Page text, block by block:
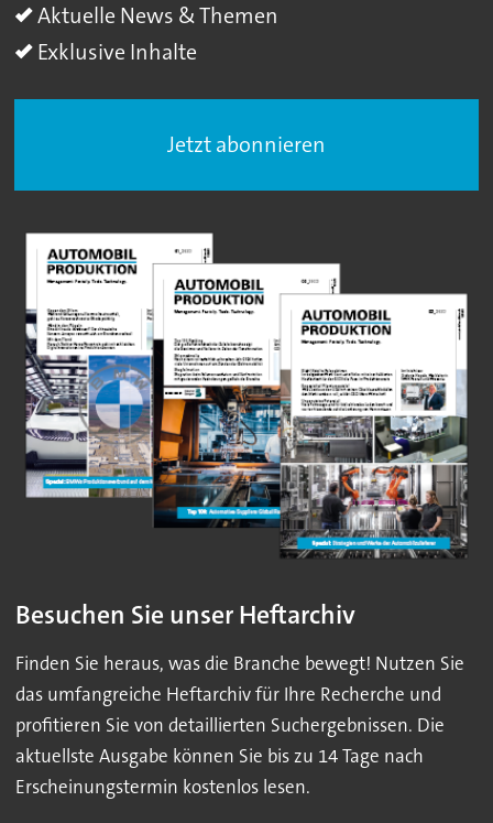
Aktuelle News & Themen
Exklusive Inhalte
Jetzt abonnieren
Besuchen Sie unser Heftarchiv
Finden Sie heraus, was die Branche bewegt! Nutzen Sie
das umfangreiche Heftarchiv für Ihre Recherche und
profitieren Sie von detaillierten Suchergebnissen. Die
aktuellste Ausgabe können Sie bis zu 14 Tage nach
Erscheinungstermin kostenlos lesen.